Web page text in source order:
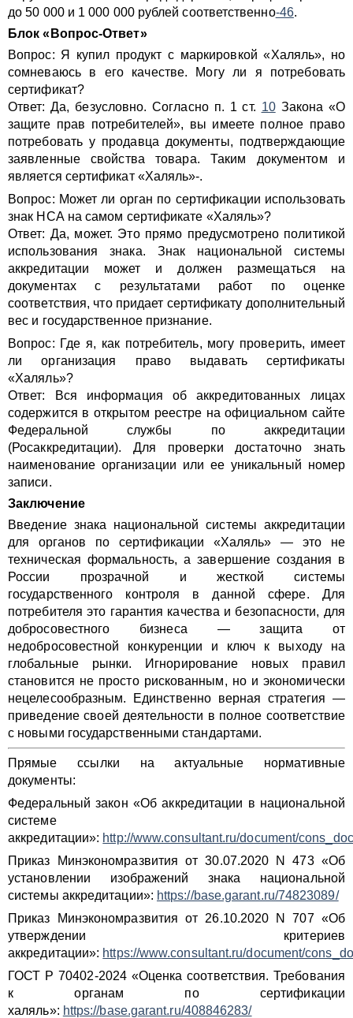
до 50 000 и 1 000 000 рублей соответственно-46.
Блок «Вопрос-Ответ»
Вопрос: Я купил продукт с маркировкой «Халяль», но
сомневаюсь в его качестве. Могу ли я потребовать
сертификат?
Ответ: Да, безусловно. Согласно п. 1 ст. 10Закона «О
защите прав потребителей», вы имеете полное право
потребовать у продавца документы, подтверждающие
заявленные свойства товара. Таким документом и
является сертификат «Халяль»-.
Вопрос: Может ли орган по сертификации использовать
знак НСА на самом сертификате «Халяль»?
Ответ: Да, может. Это прямо предусмотрено политикой
использования знака. Знак национальной системы
аккредитации может и должен размещаться на
документах с результатами работ по оценке
соответствия, что придает сертификату дополнительный
вес и государственное признание.
Вопрос: Где я, как потребитель, могу проверить, имеет
ли организация право выдавать сертификаты
«Халяль»?
Ответ: Вся информация об аккредитованных лицах
содержится в открытом реестре на официальном сайте
Федеральной службы по аккредитации
(Росаккредитации). Для проверки достаточно знать
наименование организации или ее уникальный номер
записи.
Заключение
Введение знака национальной системы аккредитации
для органов по сертификации «Халяль» — это не
техническая формальность, а завершение создания в
России прозрачной и жесткой системы
государственного контроля в данной сфере. Для
потребителя это гарантия качества и безопасности, для
добросовестного бизнеса — защита от
недобросовестной конкуренции и ключ к выходу на
глобальные рынки. Игнорирование новых правил
становится не просто рискованным, но и экономически
нецелесообразным. Единственно верная стратегия —
приведение своей деятельности в полное соответствие
с новыми государственными стандартами.
Прямые ссылки на актуальные нормативные
документы:
Федеральный закон «Об аккредитации в национальной
системе
аккредитации»: http://www.consultant.ru/document/
Приказ Минэкономразвития от 30.07.2020 N 473 «Об
установлении изображений знака национальной
системы аккредитации»: https://base.garant.ru/74823089/
Приказ Минэкономразвития от 26.10.2020 N 707 «Об
утверждении критериев
аккредитации»: https://www.consultant.ru/document/
ГОСТ Р 70402-2024 «Оценка соответствия. Требования
к органам по сертификации
халяль»: https://base.garant.ru/408846283/